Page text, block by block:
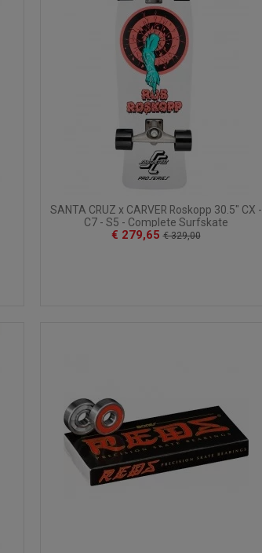
SANTA CRUZ x CARVER Roskopp 30.5" CX -
C7 - S5 - Complete Surfskate
€ 279,65 € 329,00